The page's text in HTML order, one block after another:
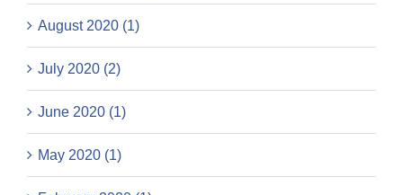
August 2020 (1)
July 2020 (2)
June 2020 (1)
May 2020 (1)